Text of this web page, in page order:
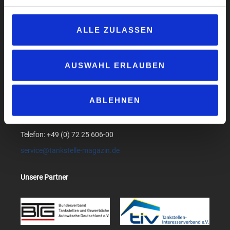
ALLE ZULASSEN
AUSWAHL ERLAUBEN
ABLEHNEN
Datenschutzerklärung
Produktsicherheit
76534 Baden-Baden
Telefon: +49 (0) 72 25 606-00
service@tankstelle-magazin.de
Unsere Partner